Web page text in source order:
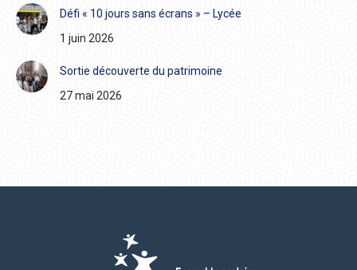
Défi « 10 jours sans écrans » – Lycée
1 juin 2026
Sortie découverte du patrimoine
27 mai 2026